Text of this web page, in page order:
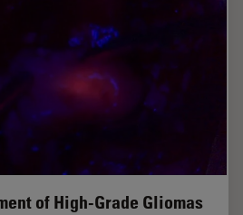
of High-Grade Gliomas